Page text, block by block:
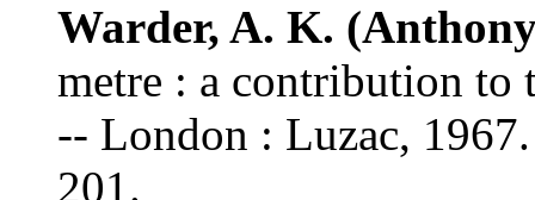
Warder, A. K.
metre : a contribution
-- London : Luzac,
201.